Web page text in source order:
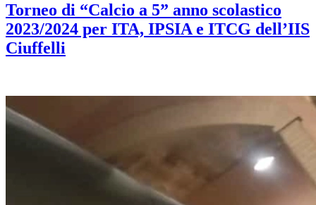
Torneo di “Calcio a 5” anno scolastico
2023/2024 per ITA, IPSIA e ITCG dell’IIS
Ciuffelli